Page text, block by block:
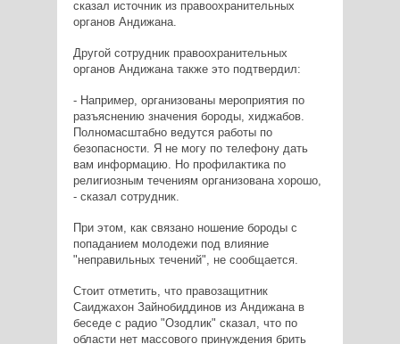
сказал источник из правоохранительных
органов Андижана.
Другой сотрудник правоохранительных
органов Андижана также это подтвердил:
- Например, организованы мероприятия по
разъяснению значения бороды, хиджабов.
Полномасштабно ведутся работы по
безопасности. Я не могу по телефону дать
вам информацию. Но профилактика по
религиозным течениям организована хорошо,
- сказал сотрудник.
При этом, как связано ношение бороды с
попаданием молодежи под влияние
"неправильных течений", не сообщается.
Стоит отметить, что правозащитник
Саиджахон Зайнобиддинов из Андижана в
беседе с радио "Озодлик" сказал, что по
области нет массового принуждения брить